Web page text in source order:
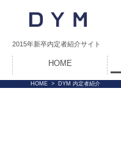
2015年新卒内定者紹介サイト
HOME
HOME > DYM 内定者紹介